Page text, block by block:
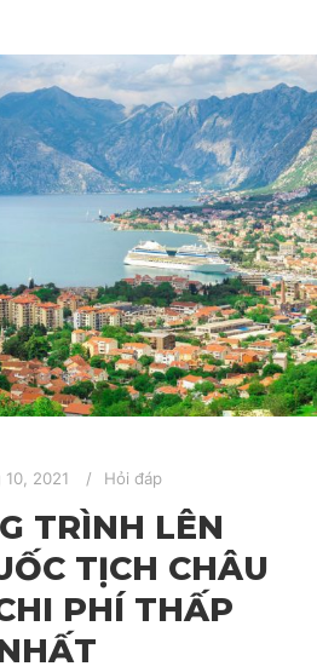
10, 2021 Hỏi đáp
TRÌNH LÊN
TỊCH CHÂU
PHÍ THẤP